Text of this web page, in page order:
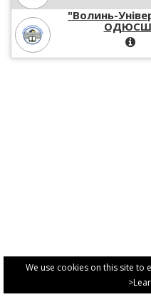
We use cookies on this site to
"Волинь-